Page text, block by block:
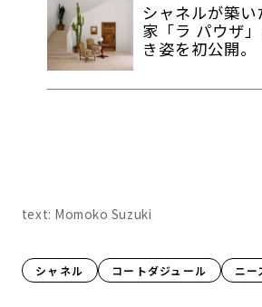
シャネルが築
家「ラ パウザ
き姿を初公開。
text: Momoko Suzuki
シャネル コートダジュール ニー